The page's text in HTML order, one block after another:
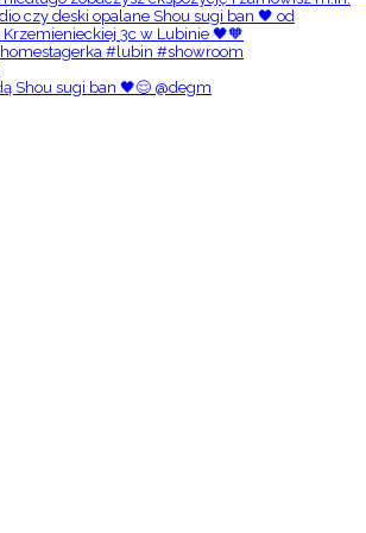
Shou sugi ban 🖤😌 @degm